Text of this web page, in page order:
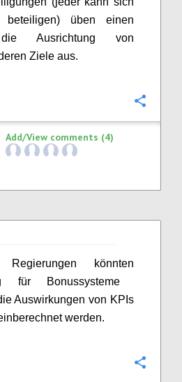
beteiligen) üben einen
Ausrichtung von
Ziele aus.
Add/View comments (4)
Regierungen könnten
für Bonussysteme
Auswirkungen von KPIs
werden.